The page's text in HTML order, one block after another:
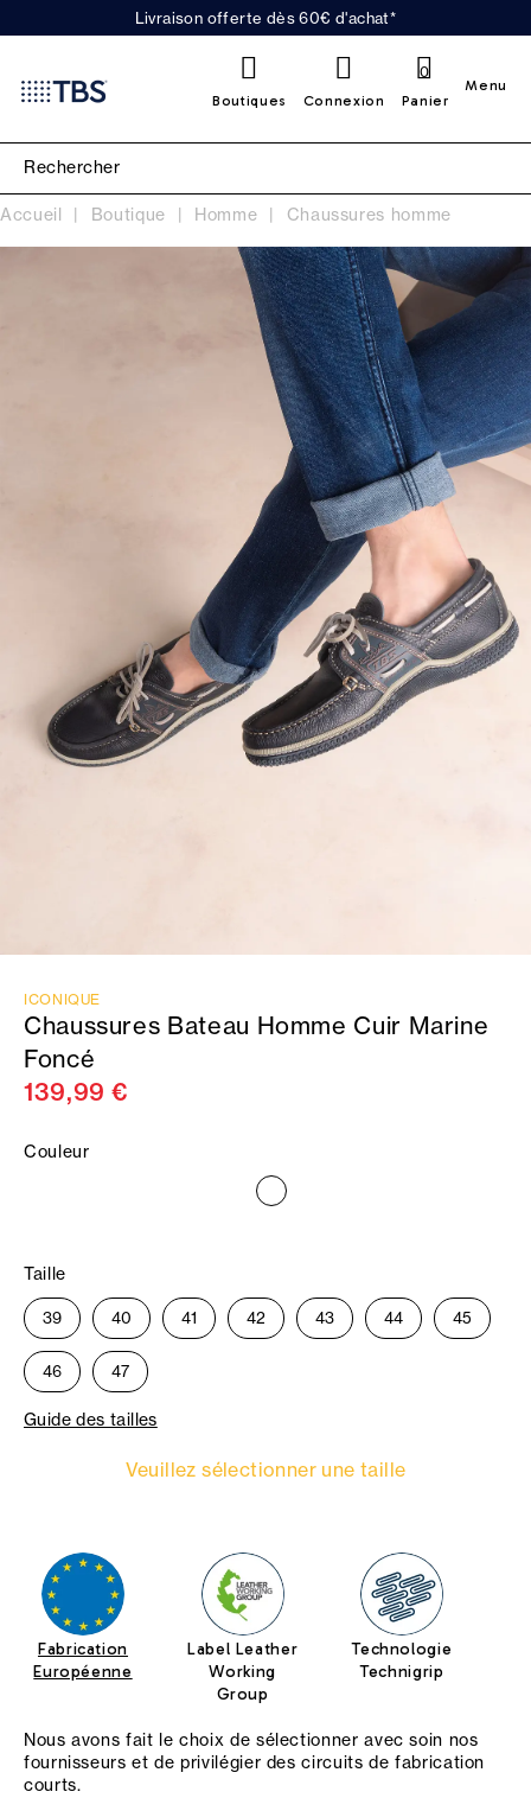
Livraison offerte dès 60€ d'achat*
Boutiques Connexion Panier
0
Menu
Accueil Boutique Homme Chaussures homme
ICONIQUE
Chaussures Bateau Homme Cuir Marine
Foncé
139,99 €
Couleur
Taille
39 40 41 42 43 44 45
46 47
Guide des tailles
Veuillez sélectionner une taille
Fabrication
Européenne
Label Leather
Working
Group
Technologie
Technigrip
Nous avons fait le choix de sélectionner avec soin nos
fournisseurs et de privilégier des circuits de fabrication
courts.